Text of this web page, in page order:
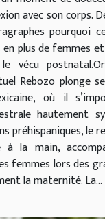
avec son corps.
pourquoi
en plus de femmes
vécu
Rebozo plonge
où il
hautement
préhispaniques, le
la main,
femmes lors des
la maternité. La...